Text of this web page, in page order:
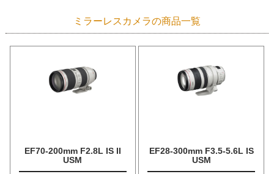
ミラーレスカメラの商品一覧
EF70-200mm F2.8L IS II
USM
EF28-300mm F3.5-5.6L IS
USM